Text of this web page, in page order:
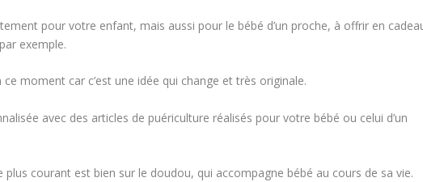
pour votre enfant, mais aussi pour le bébé d’un proche, à offrir en
exemple.
moment car c’est une idée qui change et très originale.
avec des articles de puériculture réalisés pour votre bébé ou celui d’un
plus courant est bien sur le doudou, qui accompagne bébé au cours de sa vie.